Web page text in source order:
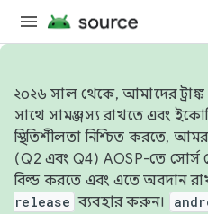
২০২৬ সাল থেকে, আমাদের
সাথে সামঞ্জস্য রাখতে এবং
স্থিতিশীলতা নিশ্চিত করতে,
(Q2 এবং Q4) AOSP-তে
বিল্ড করতে এবং এতে অবদান
release ব্যবহার করুন।